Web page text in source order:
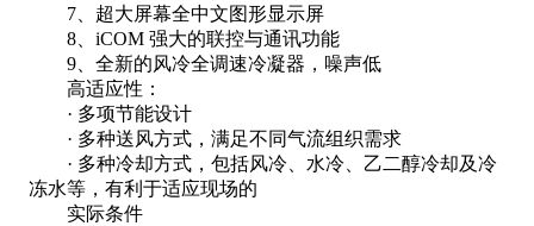
7、超大屏幕全中文图形显示屏
8、iCOM 强大的联控与通讯功能
9、全新的风冷全调速冷凝器，噪声低
高适应性：
· 多项节能设计
· 多种送风方式，满足不同气流组织需求
· 多种冷却方式，包括风冷、水冷、乙二醇冷却及冷
冻水等，有利于适应现场的
实际条件